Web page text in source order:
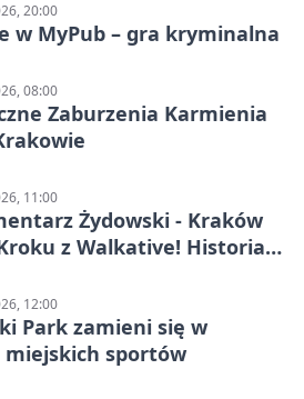
20:00
w MyPub – gra kryminalna
08:00
Zaburzenia Karmienia
11:00
Żydowski - Kraków
z Walkative! Historia
12:00
Park zamieni się w
sportów